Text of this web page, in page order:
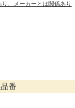
、メーカーとは関係あり
番